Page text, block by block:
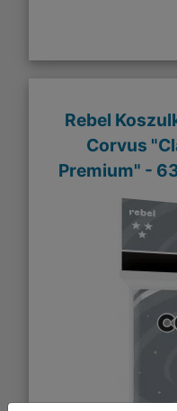
Rebel
Corvus
Premium" -